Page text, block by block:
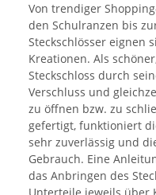
Von trendiger
den Schulranzen bis
Steckschlösser eignen
Kreationen. Als
Steckschloss durch
Verschluss und
zu öffnen bzw. zu
gefertigt, funktioniert
sehr zuverlässig und
Gebrauch. Eine
das Anbringen des